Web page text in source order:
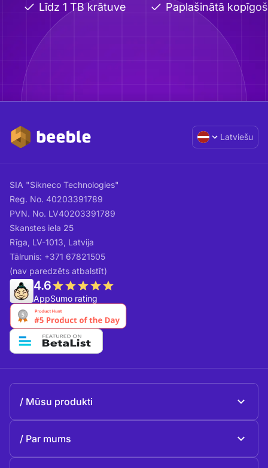
Līdz 1 TB krātuve Paplašinātā
Latviešu
SIA "Sikneco Technologies"
Reg. No. 40203391789
PVN. No. LV40203391789
Skanstes iela 25
Rīga, LV-1013, Latvija
Tālrunis: +371 67821505
(nav paredzēts atbalstīt)
4.6
AppSumo rating
Mūsu produkti
Par mums